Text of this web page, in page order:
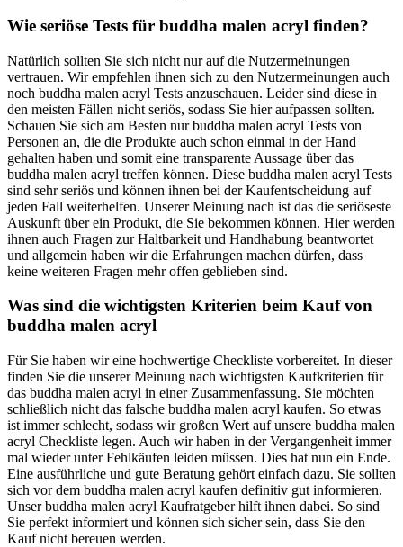
Wie seriöse Tests für buddha malen acryl finden?
Natürlich sollten Sie sich nicht nur auf die Nutzermeinungen
vertrauen. Wir empfehlen ihnen sich zu den Nutzermeinungen auch
noch buddha malen acryl Tests anzuschauen. Leider sind diese in
den meisten Fällen nicht seriös, sodass Sie hier aufpassen sollten.
Schauen Sie sich am Besten nur buddha malen acryl Tests von
Personen an, die die Produkte auch schon einmal in der Hand
gehalten haben und somit eine transparente Aussage über das
buddha malen acryl treffen können. Diese buddha malen acryl Tests
sind sehr seriös und können ihnen bei der Kaufentscheidung auf
jeden Fall weiterhelfen. Unserer Meinung nach ist das die seriöseste
Auskunft über ein Produkt, die Sie bekommen können. Hier werden
ihnen auch Fragen zur Haltbarkeit und Handhabung beantwortet
und allgemein haben wir die Erfahrungen machen dürfen, dass
keine weiteren Fragen mehr offen geblieben sind.
Was sind die wichtigsten Kriterien beim Kauf von
buddha malen acryl
Für Sie haben wir eine hochwertige Checkliste vorbereitet. In dieser
finden Sie die unserer Meinung nach wichtigsten Kaufkriterien für
das buddha malen acryl in einer Zusammenfassung. Sie möchten
schließlich nicht das falsche buddha malen acryl kaufen. So etwas
ist immer schlecht, sodass wir großen Wert auf unsere buddha malen
acryl Checkliste legen. Auch wir haben in der Vergangenheit immer
mal wieder unter Fehlkäufen leiden müssen. Dies hat nun ein Ende.
Eine ausführliche und gute Beratung gehört einfach dazu. Sie sollten
sich vor dem buddha malen acryl kaufen definitiv gut informieren.
Unser buddha malen acryl Kaufratgeber hilft ihnen dabei. So sind
Sie perfekt informiert und können sich sicher sein, dass Sie den
Kauf nicht bereuen werden.